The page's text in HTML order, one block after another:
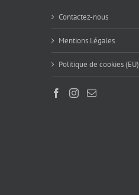
Contactez-nous
Mentions Légales
Politique de cookies (EU)